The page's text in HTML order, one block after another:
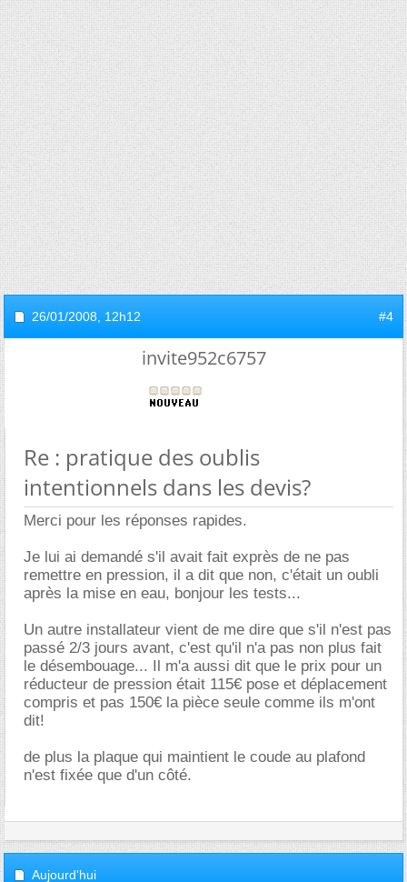
26/01/2008, 12h12 #4
invite952c6757
Re : pratique des oublis
intentionnels dans les devis?
Merci pour les réponses rapides.
Je lui ai demandé s'il avait fait exprès de ne pas
remettre en pression, il a dit que non, c'était un oubli
après la mise en eau, bonjour les tests...
Un autre installateur vient de me dire que s'il n'est pas
passé 2/3 jours avant, c'est qu'il n'a pas non plus fait
le désembouage... Il m'a aussi dit que le prix pour un
réducteur de pression était 115€ pose et déplacement
compris et pas 150€ la pièce seule comme ils m'ont
dit!
de plus la plaque qui maintient le coude au plafond
n'est fixée que d'un côté.
Aujourd'hui